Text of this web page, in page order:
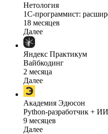
Нетология
1C-программист:
18 месяцев
Далее
Яндекс Практикум
Вайбкодинг
2 месяца
Далее
Академия Эдюсон
Python-разработчик + ИИ
9 месяцев
Далее